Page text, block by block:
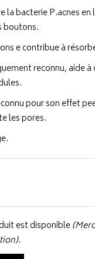
la bacterie P.acnes
boutons.
e contribue à
reconnu, aide à
pour son effet
les pores.
est disponible